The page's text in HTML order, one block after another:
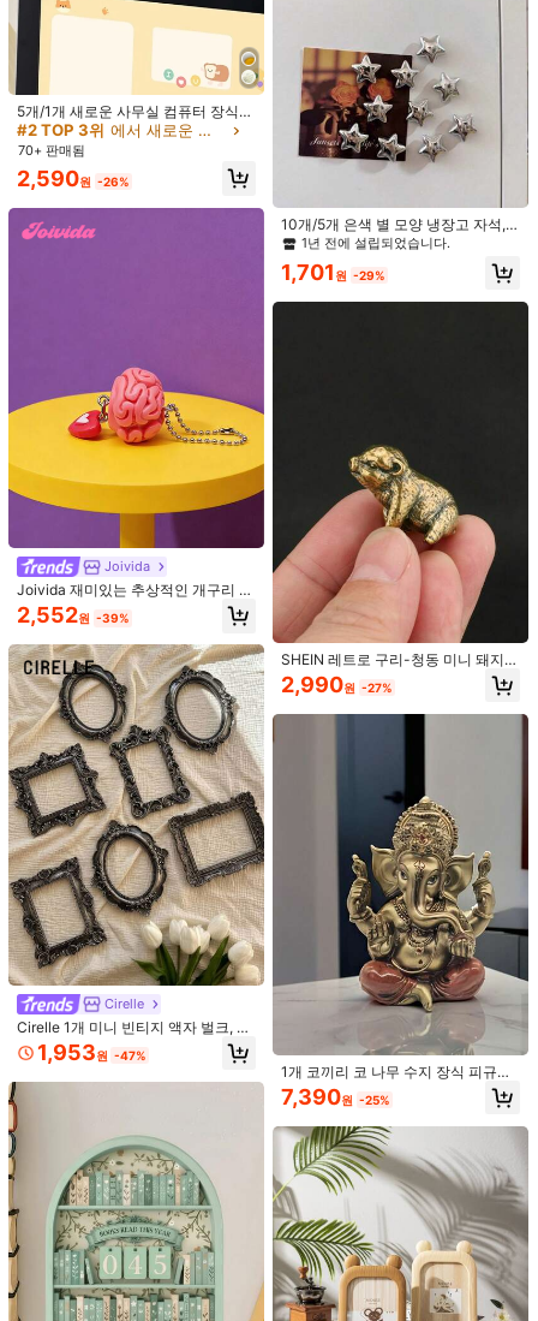
4.85
1.1K 팔로워
4.85 1.1K 팔로워
4.85 1.1K 팔로워
4.85 1.1K 팔로워
마음에 드실 거예요.
추천순 토이 & 게임 뷰티&헬스 홈 방직품
미니어처 풍경 장식 인조 식물 선인장
다육식물 화분 모델, 거실 장면 장식
모델, 랜덤 스타일, 홈 데코, 데스크탑
데코, 개학 및 할로윈 장식 등에 적합
3,996원 -33%
1,008원 절약
1개 아크릴 동기 부여 데스크탑 명판 -
긍정적 확언 장식, 가정, 사무실 또는
침실에 적합 - 현대 미니멀리스트 스
타일, 생일, 집들이, 휴일, 영감 및 격려
선물로 좋습니다
2,582원 -28%
HARRY POTTER X Joivida 귀여운
미니 카툰 캐릭터 장식 피규어
3,474원 -55%
4개/세트 미니 인공 식물 디자인 장식
공예품, 카툰 식물 모양 장식 물품 가
정 장식용 최고의 선물
높은 재방문 고객
원 -27%
5,834원 절약
1개 추상적인 세라믹 도금 곰 동상 받
침대 포함, 키와 화장품 정리대, 저금
통 책장 장식품. 최고의 선물
13,956 원 -29%
5개/1개 새로운 사무실 컴퓨터 장식
장식품, 귀여운 오리, 토끼 태블릿 장
식, 컴퓨터 데스크탑 장식에 적합, 자
동차 재미있는 장식품 - 친구 생일 졸
업 선물로 최고, 무료 접착 스티커
#2 TOP 3위 에서 새로운 장식 장식
70+ 판매됨
2,590원 -26%
Joivida
Joivida 재미있는 추상적인 개구리 모
양 세라믹 숟가락 가정용 수프 밥 죽
숟가락 주방용 창의적인 테이블 숟가
락
2,552원 -39%
Cirelle
Cirelle 1개 미니 빈티지 액자 벌크, 고
딕 블랙 미니어처 장식용 사진 액자,
플랫 레이 사진 소품용 작은 바로크 액
1,953원 -47%
10개/5개 은색 별 모양 냉장고 자석,
주방 냉장고 방음 및 장식에 적합하며,
장식 및 휴가에도 이상적이며, 가정,
에 적용 가능하며, 개학 시즌에 완벽합
1년 전에 설립되었습니다.
1,701 원 -29%
SHEIN 레트로 구리-청동 미니 돼지
조각상 - 매력적인 홈 데코, 황동 포인
트 소품, 빈티지 장식용 피규어 & 독특
2,990원 -27%
1개 코끼리 코 나무 수지 장식 피규어,
거실, 침실, 가정 장식, 사무실 장식에
적합
7,390원 -25%